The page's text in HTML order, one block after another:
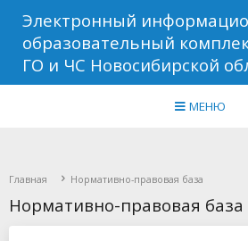
Электронный
образовательный
ГО и ЧС Новосибирской
МЕНЮ
Главная Нормативно-правовая база
Нормативно-правовая база